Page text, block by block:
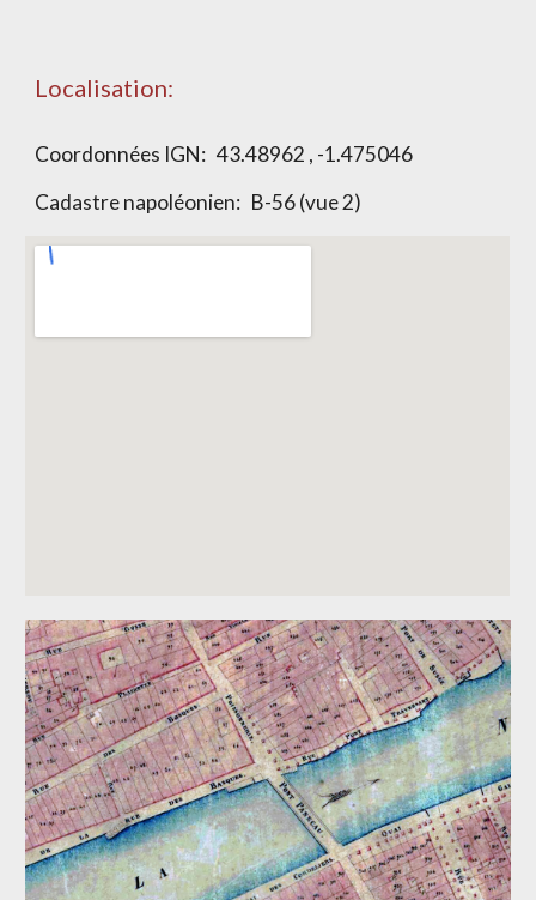
Localisation:
Coordonnées IGN: 43.48962 , -1.475046
Cadastre napoléonien: B-56 (vue 2)